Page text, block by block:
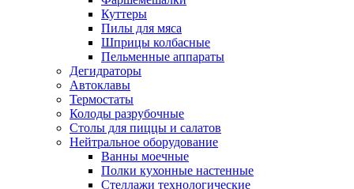
Куттеры
Пилы для мяса
Шприцы колбасные
Пельменные аппараты
Дегидраторы
Автоклавы
Термостаты
Колоды разрубочные
Столы для пиццы и салатов
Нейтральное оборудование
Ванны моечные
Полки кухонные настенные
Стеллажи технологические